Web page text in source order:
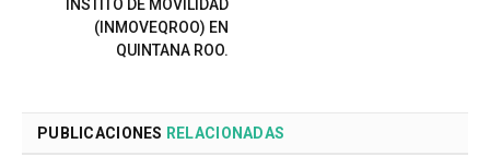
INSTITO DE MOVILIDAD
(INMOVEQROO) EN
QUINTANA ROO.
PUBLICACIONES RELACIONADAS